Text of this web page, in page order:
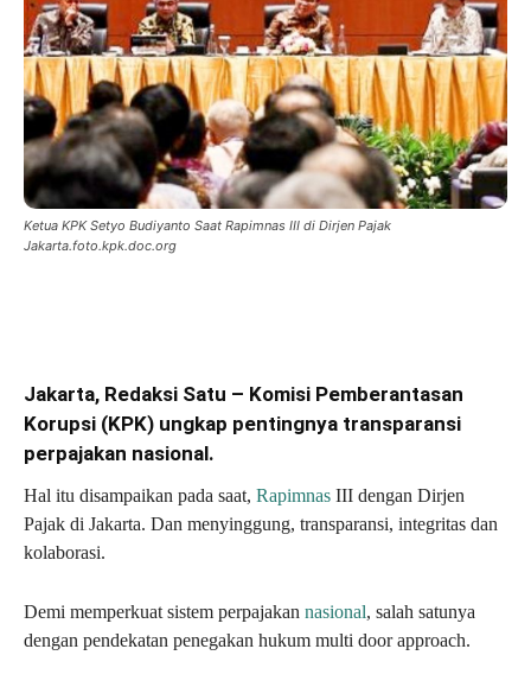
Ketua KPK Setyo Budiyanto Saat Rapimnas III di Dirjen Pajak
Jakarta.foto.kpk.doc.org
Jakarta, Redaksi Satu – Komisi Pemberantasan
Korupsi (KPK) ungkap pentingnya transparansi
perpajakan nasional.
Hal itu disampaikan pada saat, Rapimnas III dengan Dirjen
Pajak di Jakarta. Dan menyinggung, transparansi, integritas dan
kolaborasi.
Demi memperkuat sistem perpajakan nasional, salah satunya
dengan pendekatan penegakan hukum multi door approach.